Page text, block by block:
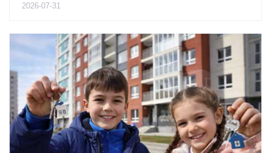
2026-07-31